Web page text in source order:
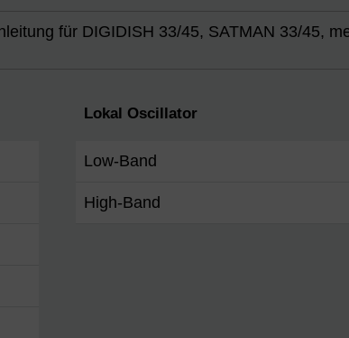
für DIGIDISH 33/45, SATMAN 33/45,
Lokal Oscillator
Low-Band
High-Band